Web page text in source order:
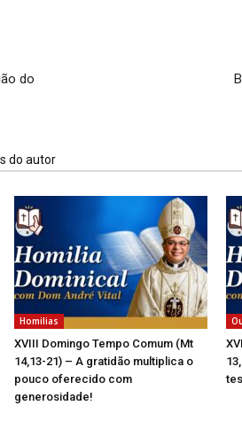
do
do autor
Homilias
XVIII Domingo Tempo Comum (Mt
14,13-21) – A gratidão multiplica o
pouco oferecido com
generosidade!